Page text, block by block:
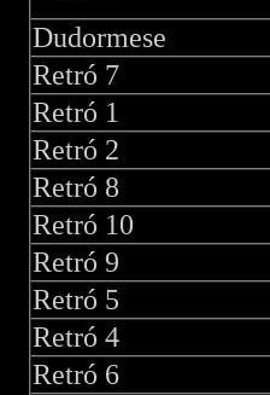
Dudormese
Retró 7
Retró 1
Retró 2
Retró 8
Retró 10
Retró 9
Retró 5
Retró 4
Retró 6